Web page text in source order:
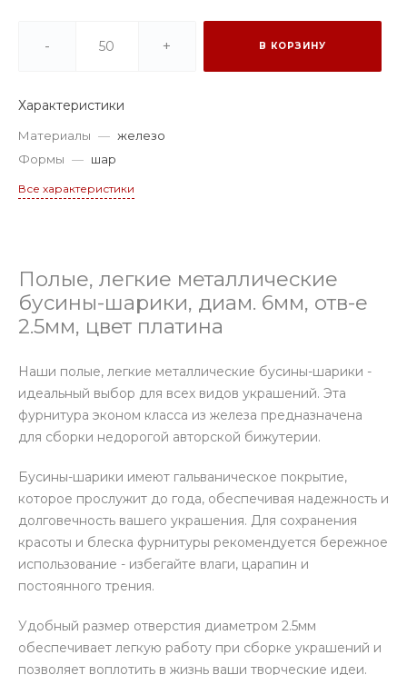
- + В КОРЗИНУ
Характеристики
Материалы — железо
Формы — шар
Все характеристики
Полые, легкие металлические
бусины-шарики, диам. 6мм, отв-е
2.5мм, цвет платина
Наши полые, легкие металлические бусины-шарики -
идеальный выбор для всех видов украшений. Эта
фурнитура эконом класса из железа предназначена
для сборки недорогой авторской бижутерии.
Бусины-шарики имеют гальваническое покрытие,
которое прослужит до года, обеспечивая надежность и
долговечность вашего украшения. Для сохранения
красоты и блеска фурнитуры рекомендуется бережное
использование - избегайте влаги, царапин и
постоянного трения.
Удобный размер отверстия диаметром 2.5мм
обеспечивает легкую работу при сборке украшений и
позволяет воплотить в жизнь ваши творческие идеи.